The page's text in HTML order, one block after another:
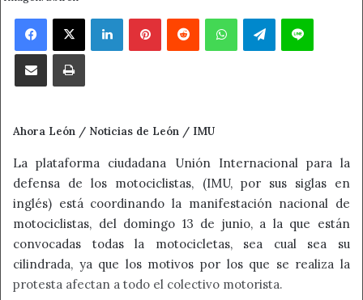
Facebook
X LinkedInPinterestReddit WhatsAppTelegramLine
Compartir por correo electrónicoImprimir
Ahora León / Noticias de León / IMU
La plataforma ciudadana Unión Internacional para la
defensa de los motociclistas, (IMU, por sus siglas en
inglés) está coordinando la manifestación nacional de
motociclistas, del domingo 13 de junio, a la que están
convocadas todas la motocicletas, sea cual sea su
cilindrada, ya que los motivos por los que se realiza la
protesta afectan a todo el colectivo motorista.